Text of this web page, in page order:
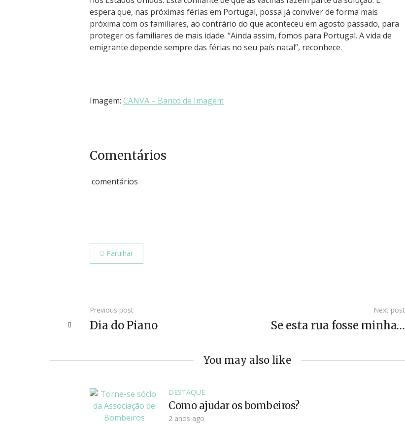
espera que, nas próximas férias em Portugal, possa já conviver de forma mais
próxima com os familiares, ao contrário do que aconteceu em agosto passado, para
proteger os familiares de mais idade. “Ainda assim, fomos para Portugal. A vida de
emigrante depende sempre das férias no seu país natal”, reconhece.
Imagem: CANVA – Banco de Imagem
Comentários
comentários
Partilhar
Previous post
Dia do Piano
Next post
Se esta rua fosse minha…
You may also like
DESTAQUE
Como ajudar os bombeiros?
2 anos ago